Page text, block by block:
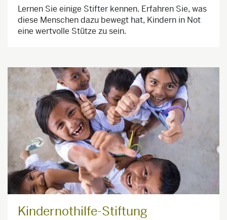
Lernen Sie einige Stifter kennen. Erfahren Sie, was
diese Menschen dazu bewegt hat, Kindern in Not
eine wertvolle Stütze zu sein.
Kindernothilfe-Stiftung